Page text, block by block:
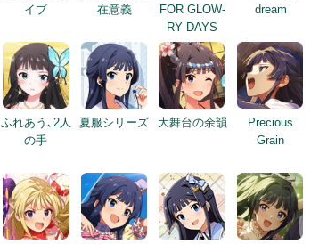
イブ
在意義
FOR GLOW-
RY DAYS
dream
ふれあう､2人
の手
夏服シリーズ 大舞台の余韻
Precious
Grain